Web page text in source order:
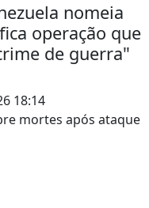
nomeia
operação que
de guerra"
18:14